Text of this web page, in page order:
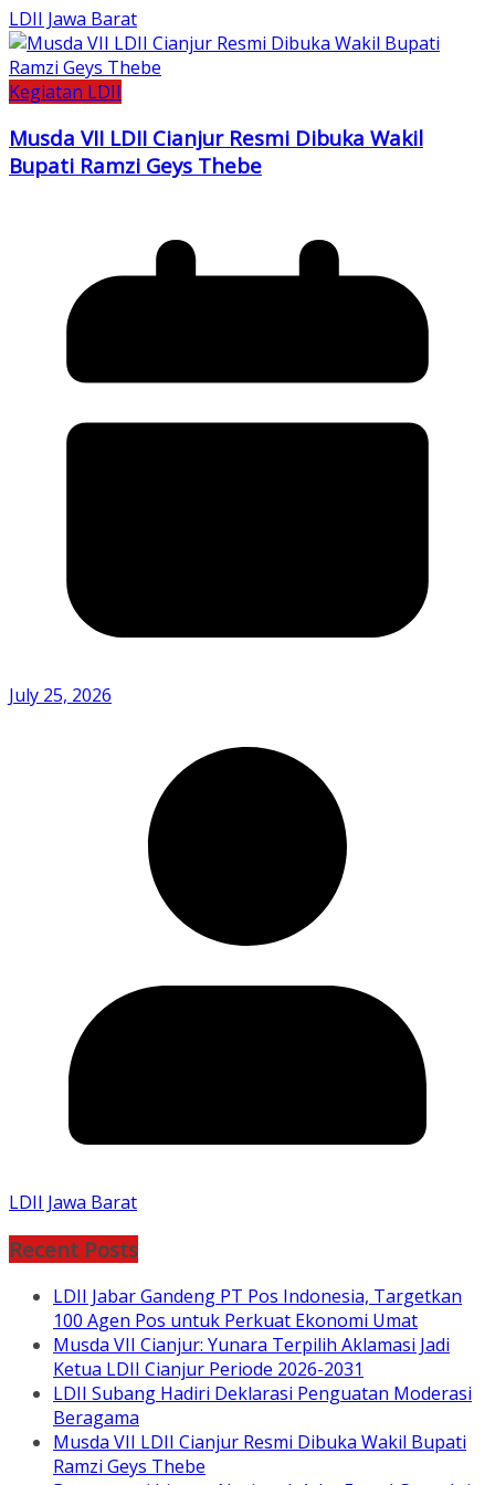
LDII Jawa Barat
Kegiatan LDII
Musda VII LDII Cianjur Resmi Dibuka Wakil
Bupati Ramzi Geys Thebe
July 25, 2026
LDII Jawa Barat
Recent Posts
LDII Jabar Gandeng PT Pos Indonesia, Targetkan
100 Agen Pos untuk Perkuat Ekonomi Umat
Musda VII Cianjur: Yunara Terpilih Aklamasi Jadi
Ketua LDII Cianjur Periode 2026-2031
LDII Subang Hadiri Deklarasi Penguatan Moderasi
Beragama
Musda VII LDII Cianjur Resmi Dibuka Wakil Bupati
Ramzi Geys Thebe